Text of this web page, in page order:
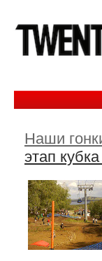
Наши
этап